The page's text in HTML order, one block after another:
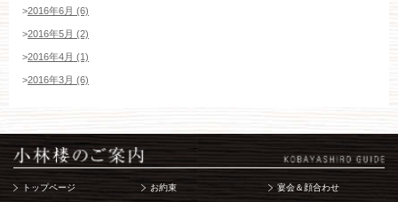
>2016年6月 (6)
>2016年5月 (2)
>2016年4月 (1)
>2016年3月 (6)
トップページ お約束 宴会＆顔合わせ